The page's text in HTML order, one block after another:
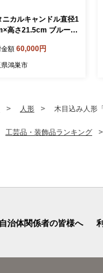
ニカルキャンドル直径1
高さ21.5cm ブルー系
フラワーキャンドル 観
キャンドル フラワーキ
生日 新築祝い おしゃ
ラワー 埼玉県 No.638-
金額 60,000円
県鴻巣市
人形 木目込み人形
工芸品・装飾品ランキング
自治体関係者の皆様へ